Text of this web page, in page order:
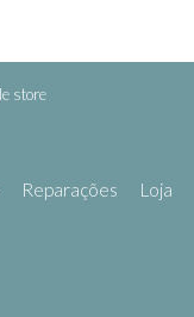
Reparações Loja